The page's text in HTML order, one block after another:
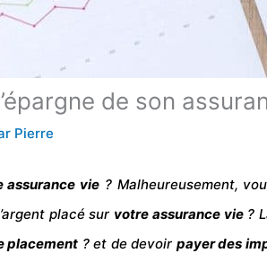
de son
Pierre
assurance vie ? Malheureusement,
placé sur votre assurance vie?
placement ? et de devoir payer des